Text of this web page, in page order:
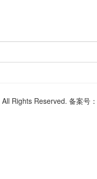
All Rights Reserved. 备案号：